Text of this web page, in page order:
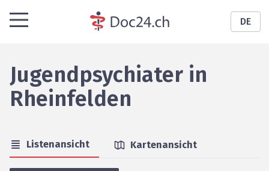
DE
Jugendpsychiater in
Rheinfelden
Listenansicht Kartenansicht